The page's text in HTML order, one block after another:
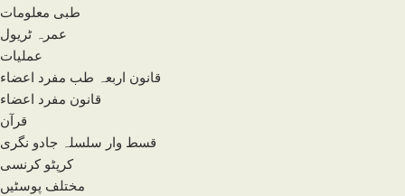
طبی معلومات
عمرہ ٹریول
عملیات
قانون اربعہ طب مفرد اعضاء
قانون مفرد اعضاء
قرآن
قسط وار سلسلہ جادو نگری
کرپٹو کرنسی
مختلف پوسٹیں